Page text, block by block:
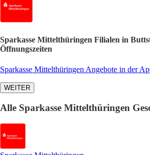
Sparkasse Mittelthüringen Filialen in
Öffnungszeiten
Sparkasse Mittelthüringen Angebote in der
WEITER
Alle Sparkasse Mittelthüringen